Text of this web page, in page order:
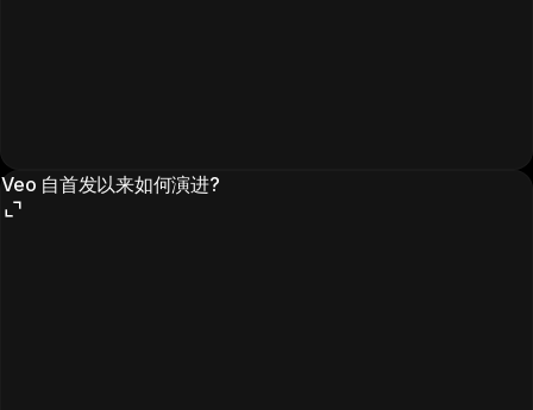
Veo 自首发以来如何演进?